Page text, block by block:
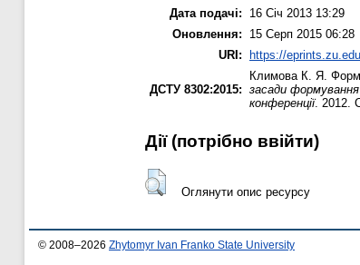
Дата подачі:
16 Січ 2013 13:29
Оновлення:
15 Серп 2015 06:28
URI: https://
ДСТУ 8302:2015:
Климова К. Я.
засади формування
конференції. 2012.
Дії ​​(потрібно ввійти)
Оглянути опис ресурсу
© 2008–2026 Zhytomyr Ivan Franko State University